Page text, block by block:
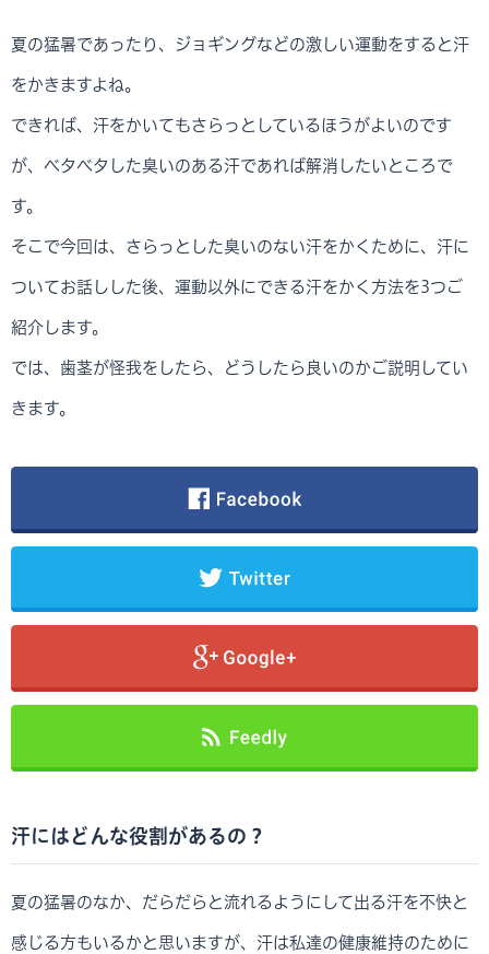
夏の猛暑であったり、ジョギングなどの激しい運動をすると汗
をかきますよね。
できれば、汗をかいてもさらっとしているほうがよいのです
が、ベタベタした臭いのある汗であれば解消したいところで
す。
そこで今回は、さらっとした臭いのない汗をかくために、汗に
ついてお話しした後、運動以外にできる汗をかく方法を3つご
紹介します。
では、歯茎が怪我をしたら、どうしたら良いのかご説明してい
きます。
汗にはどんな役割があるの？
夏の猛暑のなか、だらだらと流れるようにして出る汗を不快と
感じる方もいるかと思いますが、汗は私達の健康維持のために